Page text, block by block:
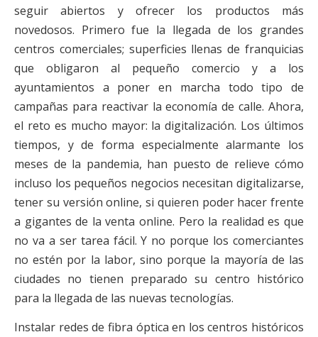
seguir abiertos y ofrecer los productos más
novedosos. Primero fue la llegada de los grandes
centros comerciales; superficies llenas de franquicias
que obligaron al pequeño comercio y a los
ayuntamientos a poner en marcha todo tipo de
campañas para reactivar la economía de calle. Ahora,
el reto es mucho mayor: la digitalización. Los últimos
tiempos, y de forma especialmente alarmante los
meses de la pandemia, han puesto de relieve cómo
incluso los pequeños negocios necesitan digitalizarse,
tener su versión online, si quieren poder hacer frente
a gigantes de la venta online. Pero la realidad es que
no va a ser tarea fácil. Y no porque los comerciantes
no estén por la labor, sino porque la mayoría de las
ciudades no tienen preparado su centro histórico
para la llegada de las nuevas tecnologías.
Instalar redes de fibra óptica en los centros históricos